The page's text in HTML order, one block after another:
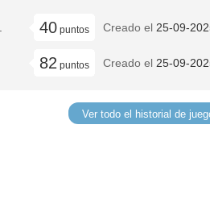
40 puntos Creado el 25-09-
82 puntos Creado el 25-09-
Ver todo el historial de